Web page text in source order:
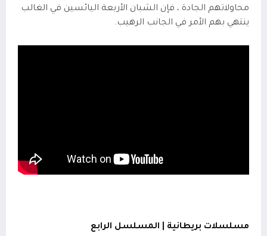
محاولاتهم الجادة ، فإن الشبان الأربعة اليائسين في الغالب
ينتهي بهم الأمر في الجانب الرهيب.
مسلسلات بريطانية | المسلسل الرابع